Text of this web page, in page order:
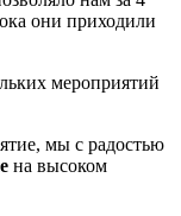
они приходили
мероприятий
мы с радостью
на высоком